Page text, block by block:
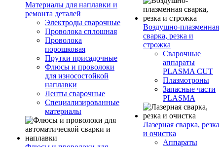
Материалы для наплавки и
ремонта деталей
Электроды сварочные
Проволока сплошная
Проволока
порошковая
Прутки присадочные
Флюсы и проволоки
для износостойкой
наплавки
Ленты сварочные
Специализированные
материалы
Воздушно-плазменная
сварка, резка и
строжка
Сварочные
аппараты
PLASMA CUT
Плазмотроны
Запасные части
PLASMA
Лазерная сварка, резка
и очистка
Аппараты